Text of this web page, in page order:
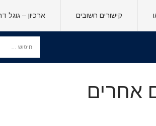
קישורים חשובים ארכיון – גוגל
אחרים